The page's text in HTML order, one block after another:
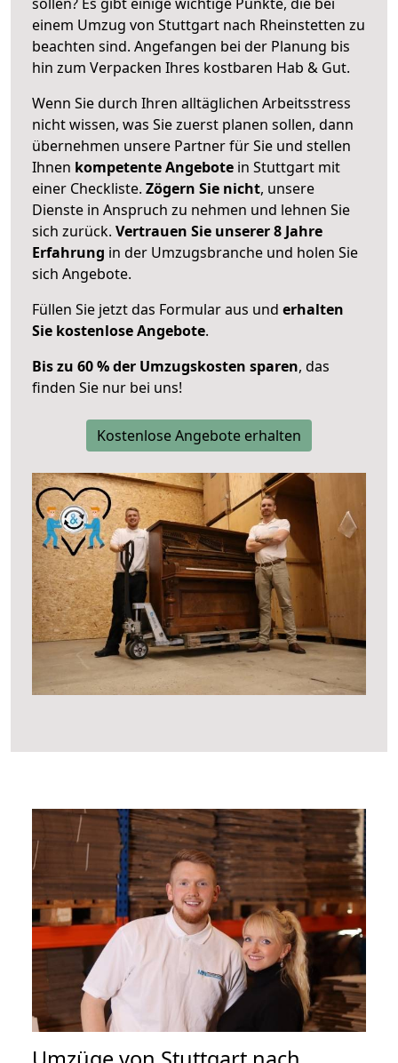
einem Umzug von Stuttgart nach Rheinstetten zu
beachten sind. Angefangen bei der Planung bis
hin zum Verpacken Ihres kostbaren Hab & Gut.
Wenn Sie durch Ihren alltäglichen Arbeitsstress
nicht wissen, was Sie zuerst planen sollen, dann
übernehmen unsere Partner für Sie und stellen
Ihnen kompetente Angebote in Stuttgart mit
einer Checkliste. Zögern Sie nicht, unsere
Dienste in Anspruch zu nehmen und lehnen Sie
sich zurück. Vertrauen Sie unserer 8 Jahre
Erfahrung in der Umzugsbranche und holen Sie
sich Angebote.
Füllen Sie jetzt das Formular aus und erhalten
Sie kostenlose Angebote.
Bis zu 60 % der Umzugskosten sparen, das
finden Sie nur bei uns!
Kostenlose Angebote erhalten